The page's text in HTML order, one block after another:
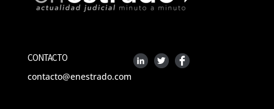
CONTACTO
contacto@enestrado.com